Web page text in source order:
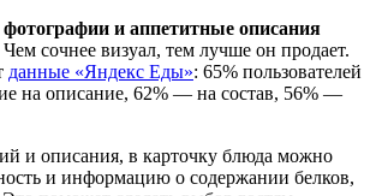
и аппетитные описания
Чем сочнее визуал, тем лучше он продает.
данные «Яндекс Еды»: 65% пользователей
на описание, 62% — на состав, 56% —
и описания, в карточку блюда можно
и информацию о содержании белков,